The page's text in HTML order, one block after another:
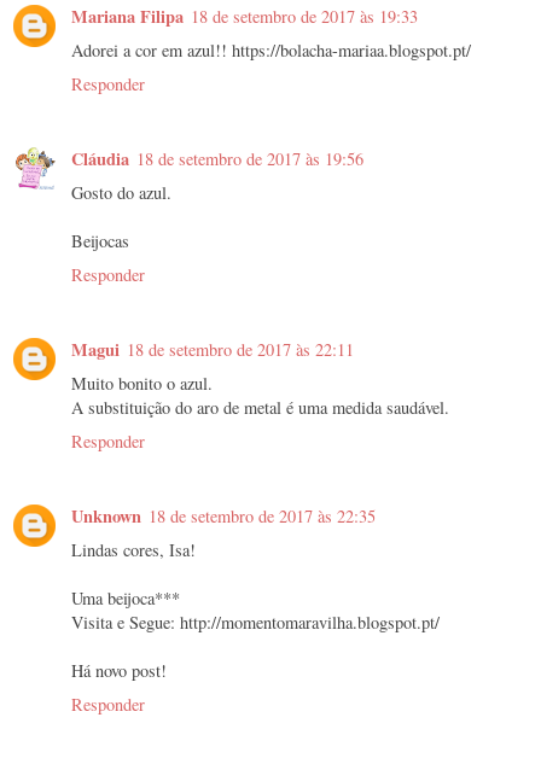
Mariana Filipa 18 de setembro de 2017 às 19:33
Adorei a cor em azul!! https://bolacha-mariaa.blogspot.pt/
Responder
Cláudia 18 de setembro de 2017 às 19:56
Gosto do azul.
Beijocas
Responder
Magui 18 de setembro de 2017 às 22:11
Muito bonito o azul.
A substituição do aro de metal é uma medida saudável.
Responder
Unknown 18 de setembro de 2017 às 22:35
Lindas cores, Isa!
Uma beijoca***
Visita e Segue: http://momentomaravilha.blogspot.pt/
Há novo post!
Responder